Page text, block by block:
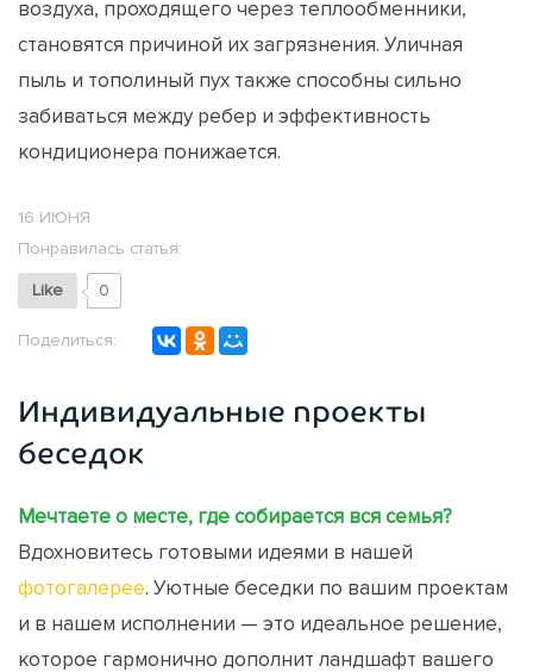
воздуха, проходящего через теплообменники,
становятся причиной их загрязнения. Уличная
пыль и тополиный пух также способны сильно
забиваться между ребер и эффективность
кондиционера понижается.
16 ИЮНЯ
Понравилась статья:
Like 0
Поделиться:
Индивидуальные проекты
беседок
Мечтаете о месте, где собирается вся семья?
Вдохновитесь готовыми идеями в нашей
фотогалерее. Уютные беседки по вашим проектам
и в нашем исполнении — это идеальное решение,
которое гармонично дополнит ландшафт вашего